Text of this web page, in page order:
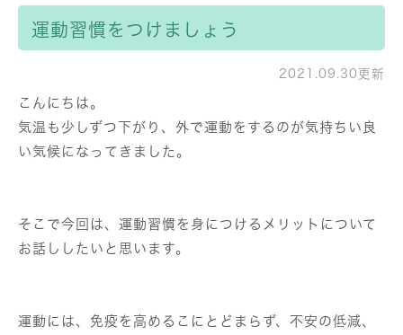
運動習慣をつけましょう
2021.09.30更新
こんにちは。
気温も少しずつ下がり、外で運動をするのが気持ちい良
い気候になってきました。
そこで今回は、運動習慣を身につけるメリットについて
お話ししたいと思います。
運動には、免疫を高めるこにとどまらず、不安の低減、